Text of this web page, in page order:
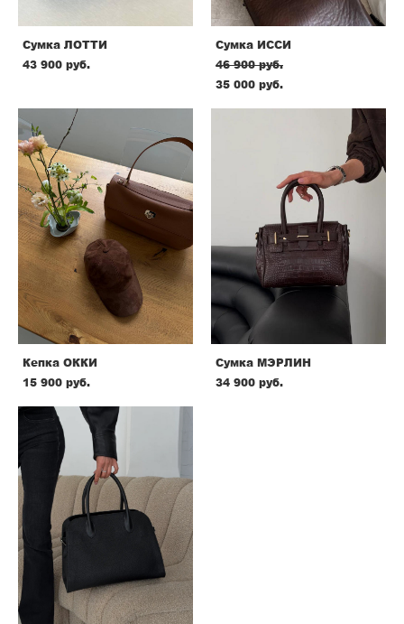
Сумка ЛОТТИ
43 900 pуб.
Сумка ИССИ
46 900 pуб.
35 000 pуб.
Кепка ОККИ
15 900 pуб.
Сумка МЭРЛИН
34 900 pуб.